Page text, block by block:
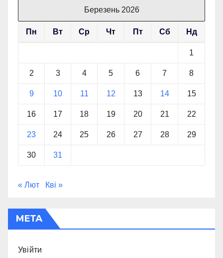
Березень 2026
Пн Вт Ср Чт Пт Сб Нд
1
2 3 4 5 6 7 8
9 10 11 12 13 14 15
16 17 18 19 20 21 22
23 24 25 26 27 28 29
30 31
« Лют Кві »
МЕТА
Увійти